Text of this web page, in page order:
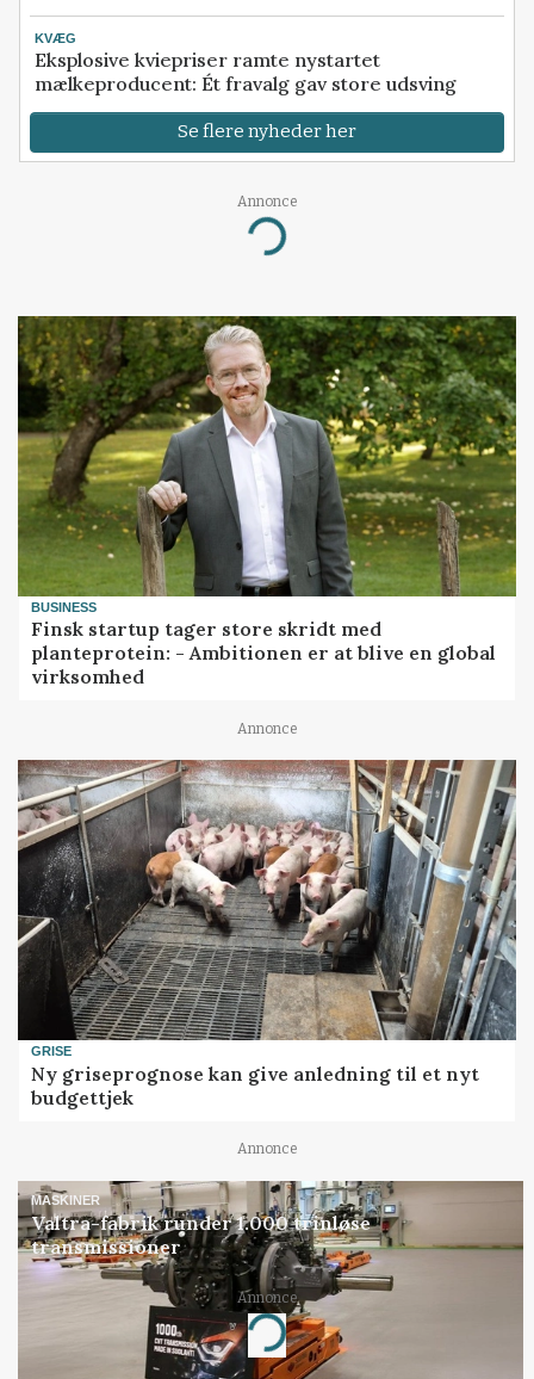
KVÆG
Eksplosive kviepriser ramte nystartet
mælkeproducent: Ét fravalg gav store udsving
Se flere nyheder her
Annonce
Loading...
BUSINESS
Finsk startup tager store skridt med
planteprotein: - Ambitionen er at blive en global
virksomhed
Annonce
GRISE
Ny griseprognose kan give anledning til et nyt
budgettjek
Annonce
MASKINER
Valtra-fabrik runder 1.000 trinløse
transmissioner
Annonce
Loading...